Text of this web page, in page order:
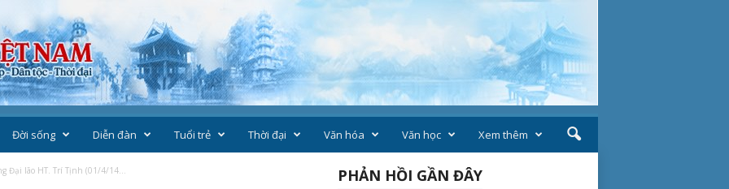
Đời sống Diễn đàn Tuổi trẻ Thời đại Văn hóa Văn học Xem thêm
Đại lão HT. Trí Tịnh (01/4/14... PHẢN HỒI GẦN ĐÂY